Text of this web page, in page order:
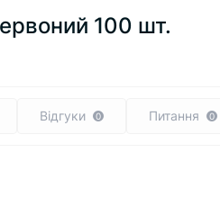
100 шт.
Відгуки 0 Питання 0